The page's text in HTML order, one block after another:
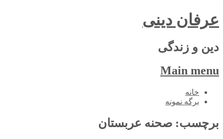
عرفان دینی
دین و زندگی
Main menu
Skip
خانه
برگه نمونه
برچسب: صحنه عربستان